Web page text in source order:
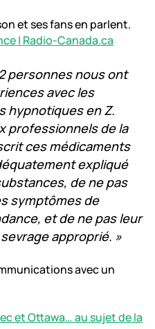
et ses fans en parlent.
| Radio-Canada.ca
personnes nous ont
avec les
hypnotiques en Z.
professionnels de la
ces médicaments
expliqué
de ne pas
symptômes de
et de ne pas leur
approprié. »
avec un
et Ottawa… au sujet de la